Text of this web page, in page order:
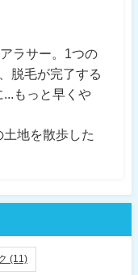
ラサー。1つの
脱毛が完了する
もっと早くや
地を散歩した
(11)